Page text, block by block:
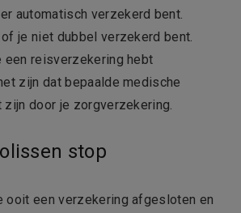
automatisch verzekerd bent.
je niet dubbel verzekerd bent.
een reisverzekering hebt
zijn dat bepaalde medische
door je zorgverzekering.
stop
ooit een verzekering afgesloten en